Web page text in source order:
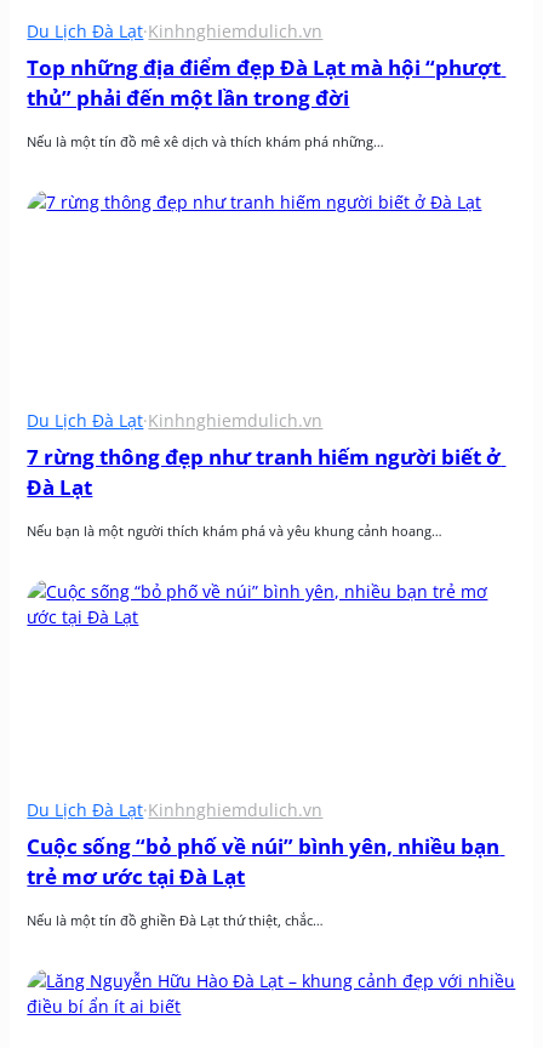
Du Lịch Đà Lạt·Kinhnghiemdulich.vn
Top những địa điểm đẹp Đà Lạt mà hội “phượt
thủ” phải đến một lần trong đời
Nếu là một tín đồ mê xê dịch và thích khám phá những…
Du Lịch Đà Lạt·Kinhnghiemdulich.vn
7 rừng thông đẹp như tranh hiếm người biết ở
Đà Lạt
Nếu bạn là một người thích khám phá và yêu khung cảnh hoang…
Du Lịch Đà Lạt·Kinhnghiemdulich.vn
Cuộc sống “bỏ phố về núi” bình yên, nhiều bạn
trẻ mơ ước tại Đà Lạt
Nếu là một tín đồ ghiền Đà Lạt thứ thiệt, chắc…